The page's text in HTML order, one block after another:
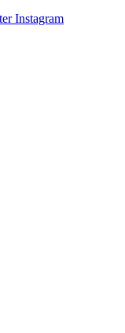
Instagram